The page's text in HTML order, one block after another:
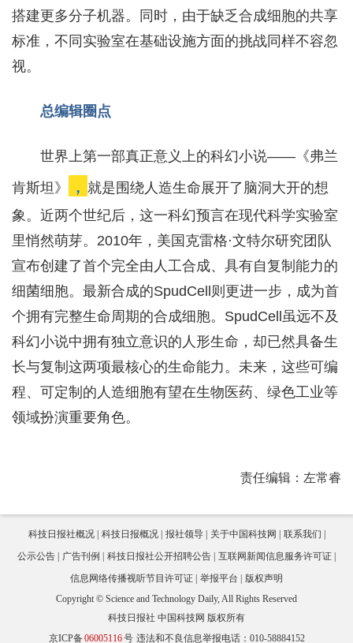
搭建更多分子机器。同时，由于缺乏合成细胞的共享
标准，不同实验室在基础设施方面的挑战同样不容忽
视。
总编辑圈点
世界上第一部真正意义上的科幻小说——《弗兰
肯斯坦》
， 就是围绕人造生命展开了脑洞大开的想
象。近两个世纪后，这一科幻预言在现代科学实验室
里悄然萌芽。2010年，美国克雷格·文特尔研究团队
宣布创建了首个完全由人工合成、具有自复制能力的
细菌细胞。最新合成的SpudCell则更进一步，成为首
个拥有完整生命周期的合成细胞。SpudCell虽远不及
科幻小说中拥有独立意识的人形生命，却已然具备生
长与复制这两项最核心的生命能力。未来，这些可编
程、可定制的人造细胞有望在生物医药、绿色工业等
领域扮演重要角色。
责任编辑：左常睿
科技日报社概况 科技日报概况 报社领导 关于中国科技网
联系我们
公示公告
广告刊例 科技日报社公开招聘公告
互联网新闻信息服务许可证
信息网络传播视听节目许可证
举报平台
版权声明
Copyright © Science and Technology Daily, All Rights Reserved
科技日报社 中国科技网 版权所有
京ICP备06005116号 违法和不良信息举报电话：010-58884152